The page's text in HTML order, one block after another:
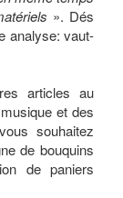
». Dés
analyse: vaut-
articles au
et des
souhaitez
de bouquins
de paniers